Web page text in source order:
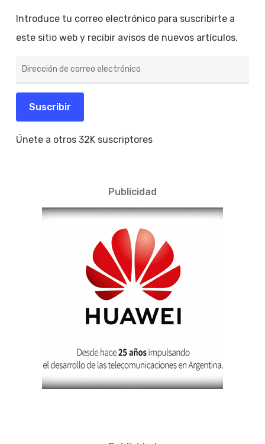
Introduce tu correo electrónico para suscribirte a
este sitio web y recibir avisos de nuevos artículos.
de
electrónico
Suscribir
Únete a otros 32K suscriptores
Publicidad